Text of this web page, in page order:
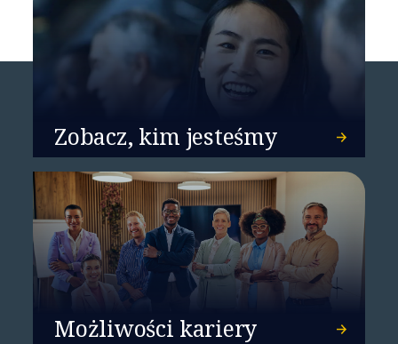
NTT DATA liderem na
światowym rynku usług
doradztwa w zakresie sieci
Zobacz, kim jesteśmy
Możliwości kariery